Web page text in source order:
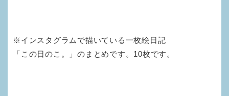
※インスタグラムで描いている一枚絵日記
「この日のこ。」のまとめです。10枚です。